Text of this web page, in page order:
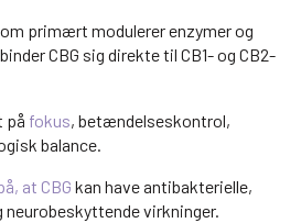
primært modulerer enzymer og
CBG sig direkte til CB1- og CB2-
på fokus, betændelseskontrol,
balance.
at CBG kan have antibakterielle,
virkninger.